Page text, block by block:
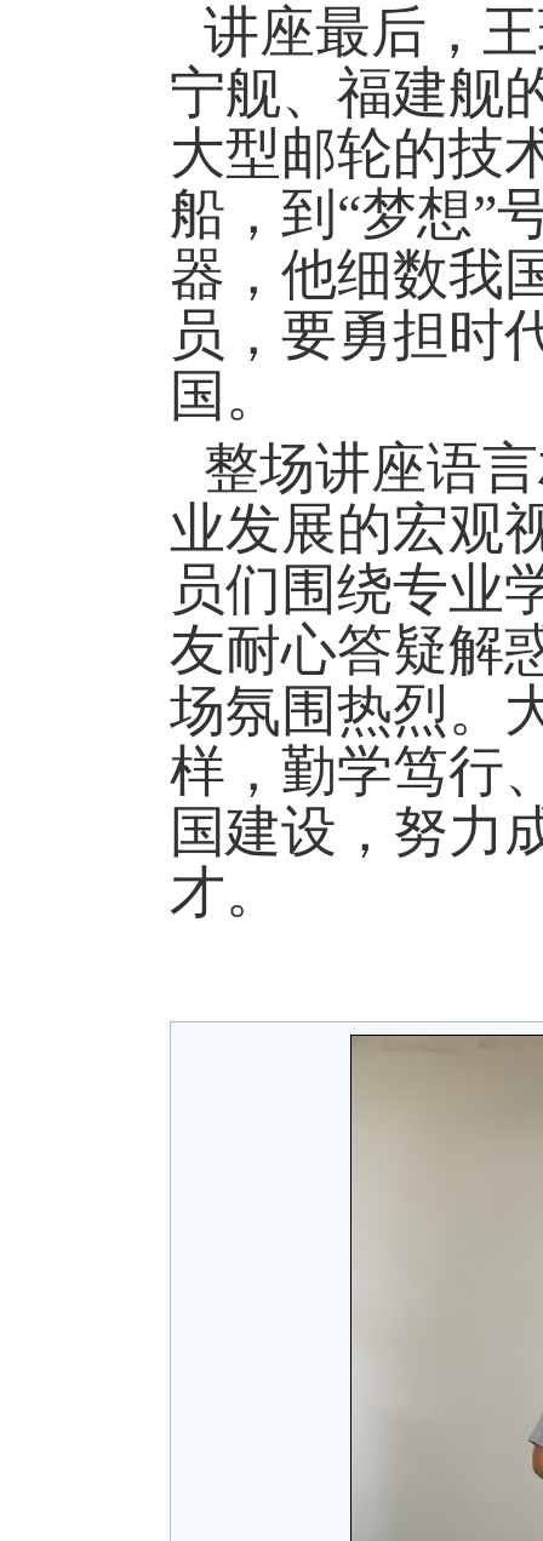
讲座最后，
宁舰、福建舰
大型邮轮的技
船，到 “梦想”
器，他细数我
员 ， 要勇担时
国。
整场讲座语
业发展的宏观
员们围绕专业
友耐心答疑解
场氛围热烈。
样，勤学笃行
国建设，努力
才。